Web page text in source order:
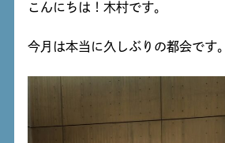
こんにちは！木村です。
今月は本当に久しぶりの都会です。